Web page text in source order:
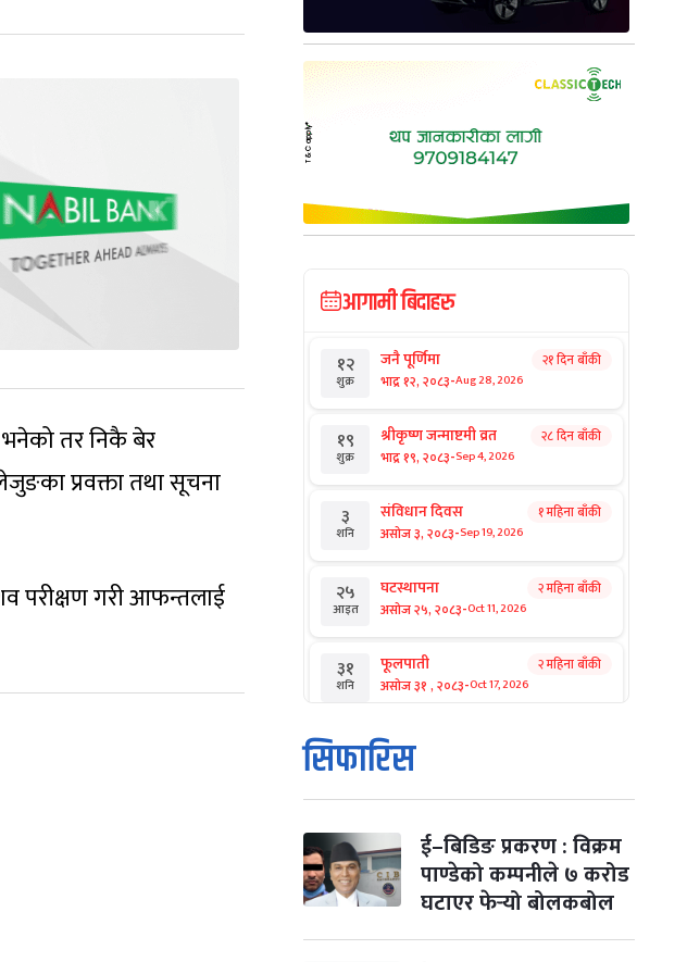
भनेको तर निकै बेर
प्रवक्ता तथा सूचना
परीक्षण गरी आफन्तलाई
आगामी बिदाहरु
१२
शुक्र
जनै पूर्णिमा
भाद्र १२, २०८३-Aug 28, 2026
२१ दिन बाँकी
१९
शुक्र
श्रीकृष्ण जन्माष्टमी व्रत
भाद्र १९, २०८३-Sep 4, 2026
२८ दिन बाँकी
३
शनि
संविधान दिवस
असोज ३, २०८३-Sep 19, 2026
१ महिना बाँकी
२५
आइत
घटस्थापना
असोज २५, २०८३-Oct 11, 2026
२ महिना बाँकी
३१
शनि
फूलपाती
असोज ३१ , २०८३-Oct 17, 2026
२ महिना बाँकी
१
आइत
कार्तिक सङ्क्रान्ति
कार्तिक १, २०८३
मंगल कार्तिक ३, २०८३-Oct 20, 2026
४ विजयादशमी
कार्तिक ४, २०८३-Oct 21, 2026
२ महिना बाँकी
सिफारिस
ई–बिडिङ प्रकरण : विक्रम
पाण्डेको कम्पनीले ७ करोड
घटाएर फेर्‍यो बोलकबोल